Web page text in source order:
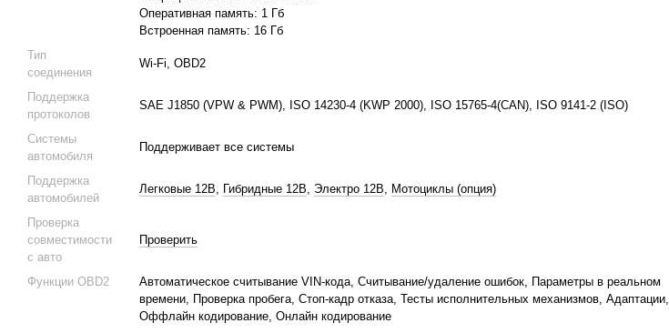
Оперативная память: 1 Гб
Встроенная память: 16 Гб
Тип
соединения
Wi-Fi, OBD2
Поддержка
протоколов
SAE J1850 (VPW & PWM), ISO 14230-4 (KWP 2000), ISO 15765-4(CAN), ISO 9141-2 (ISO)
Системы
автомобиля
Поддерживает все системы
Поддержка
автомобилей
Легковые 12В, Гибридные 12В, Электро 12В, Мотоциклы (опция)
Проверка
совместимости
с авто
Проверить
Функции OBD2
Автоматическое считывание VIN-кода, Считывание/удаление ошибок, Параметры в реальном
времени, Проверка пробега, Стоп-кадр отказа, Тесты исполнительных механизмов, Адаптации,
Оффлайн кодирование, Онлайн кодирование